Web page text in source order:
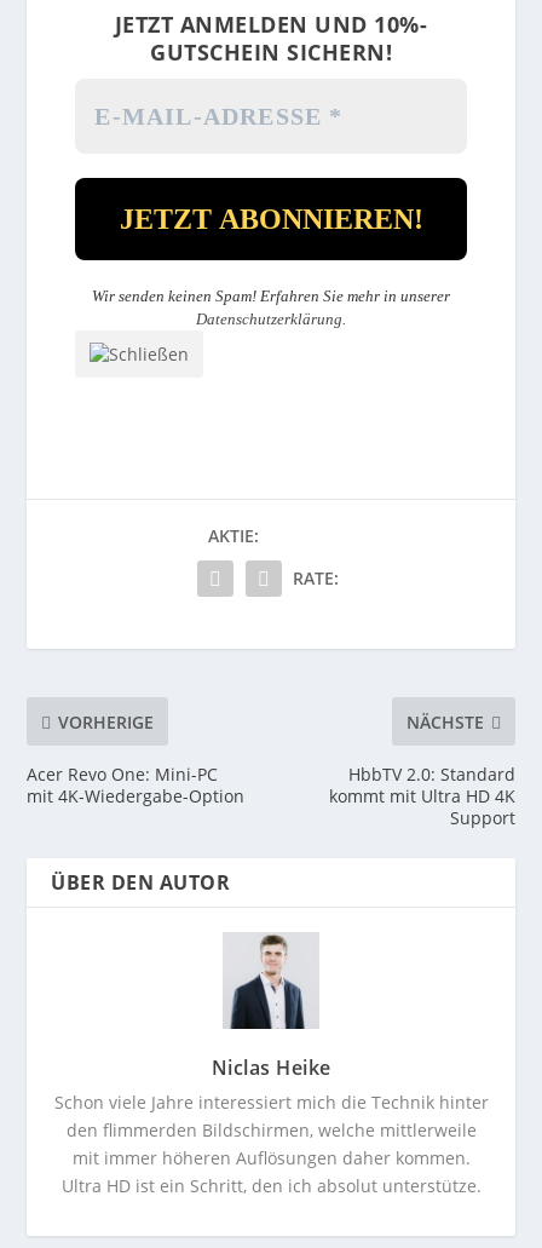
JETZT ANMELDEN UND 10%-
GUTSCHEIN SICHERN!
Wir senden keinen Spam! Erfahren Sie mehr in unserer
Datenschutzerklärung.
AKTIE:
RATE:
VORHERIGE
Acer Revo One: Mini-PC
mit 4K-Wiedergabe-Option
NÄCHSTE
HbbTV 2.0: Standard
kommt mit Ultra HD 4K
Support
ÜBER DEN AUTOR
Niclas Heike
Schon viele Jahre interessiert mich die Technik hinter
den flimmerden Bildschirmen, welche mittlerweile
mit immer höheren Auflösungen daher kommen.
Ultra HD ist ein Schritt, den ich absolut unterstütze.